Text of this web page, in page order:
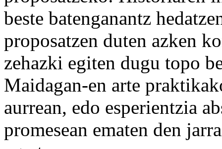
beste batenganantz
proposatzen duten azken
zehazki egiten dugu topo
Maidagan-en arte
aurrean, edo esperientzia
promesean ematen den